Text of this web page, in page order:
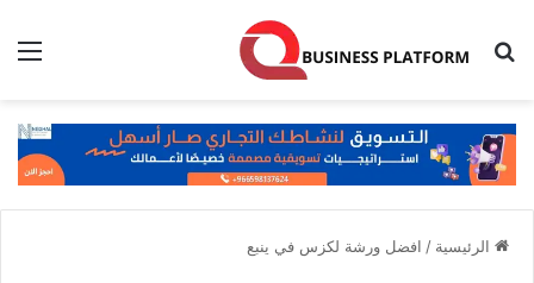
بحث عن
الرئيسية / افضل ورشة لكزس في ينبع